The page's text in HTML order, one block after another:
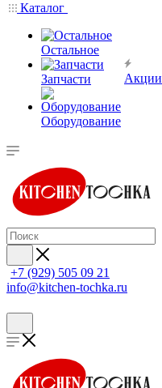
Каталог
Остальное
Запчасти
Оборудование
Акции
+7 (929) 505 09 21
info@kitchen-tochka.ru